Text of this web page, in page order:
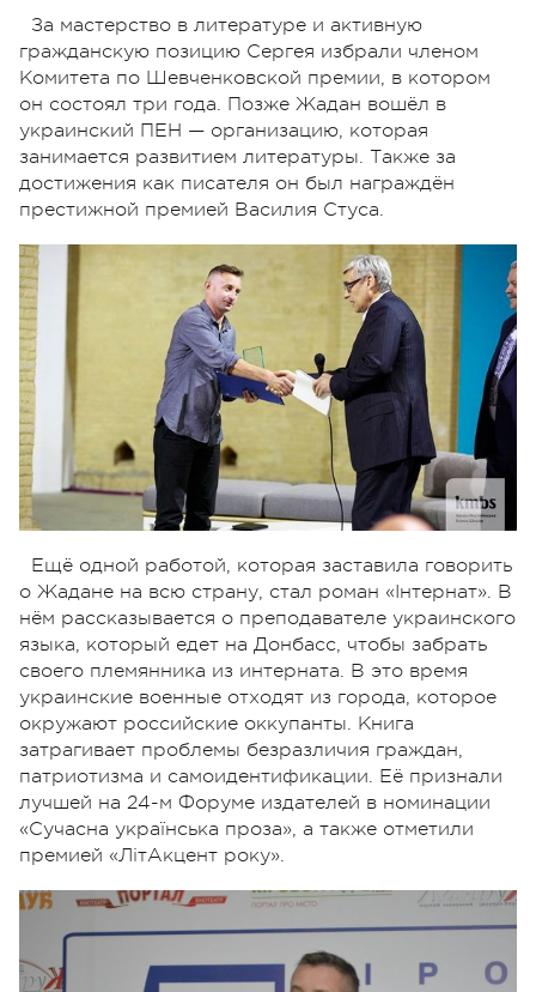
За мастерство в литературе и активную
гражданскую позицию Сергея избрали членом
Комитета по Шевченковской премии, в котором
он состоял три года. Позже Жадан вошёл в
украинский ПЕН — организацию, которая
занимается развитием литературы. Также за
достижения как писателя он был награждён
престижной премией Василия Стуса.
Ещё одной работой, которая заставила говорить
о Жадане на всю страну, стал роман «Інтернат». В
нём рассказывается о преподавателе украинского
языка, который едет на Донбасс, чтобы забрать
своего племянника из интерната. В это время
украинские военные отходят из города, которое
окружают российские оккупанты. Книга
затрагивает проблемы безразличия граждан,
патриотизма и самоидентификации. Её признали
лучшей на 24-м Форуме издателей в номинации
«Сучасна українська проза», а также отметили
премией «ЛітАкцент року».